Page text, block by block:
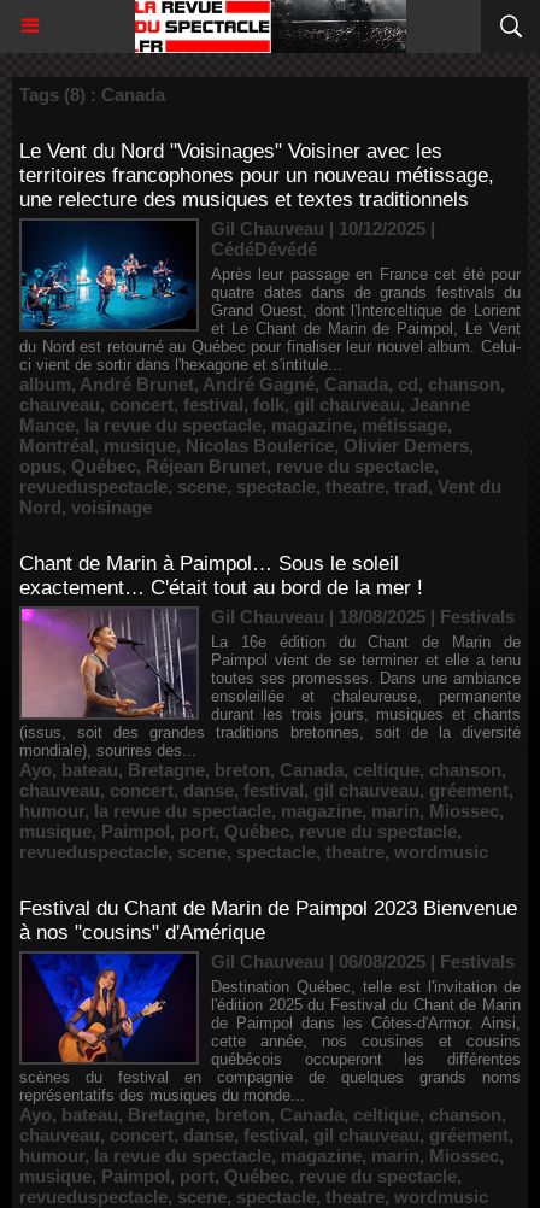
Tags (8) : Canada
Le Vent du Nord "Voisinages" Voisiner avec les
territoires francophones pour un nouveau métissage,
une relecture des musiques et textes traditionnels
Gil Chauveau | 10/12/2025 |
CédéDévédé
Après leur passage en France cet été pour
quatre dates dans de grands festivals du
Grand Ouest, dont l'Interceltique de Lorient
et Le Chant de Marin de Paimpol, Le Vent
du Nord est retourné au Québec pour finaliser leur nouvel album. Celui-
ci vient de sortir dans l'hexagone et s'intitule...
album, André Brunet, André Gagné, Canada, cd, chanson,
chauveau, concert, festival, folk, gil chauveau, Jeanne
Mance, la revue du spectacle, magazine, métissage,
Montréal, musique, Nicolas Boulerice, Olivier Demers,
opus, Québec, Réjean Brunet, revue du spectacle,
revueduspectacle, scene, spectacle, theatre, trad, Vent du
Nord, voisinage
Chant de Marin à Paimpol… Sous le soleil
exactement… C'était tout au bord de la mer !
Gil Chauveau | 18/08/2025 | Festivals
La 16e édition du Chant de Marin de
Paimpol vient de se terminer et elle a tenu
toutes ses promesses. Dans une ambiance
ensoleillée et chaleureuse, permanente
durant les trois jours, musiques et chants
(issus, soit des grandes traditions bretonnes, soit de la diversité
mondiale), sourires des...
Ayo, bateau, Bretagne, breton, Canada, celtique, chanson,
chauveau, concert, danse, festival, gil chauveau, gréement,
humour, la revue du spectacle, magazine, marin, Miossec,
musique, Paimpol, port, Québec, revue du spectacle,
revueduspectacle, scene, spectacle, theatre, wordmusic
Festival du Chant de Marin de Paimpol 2023 Bienvenue
à nos "cousins" d'Amérique
Gil Chauveau | 06/08/2025 | Festivals
Destination Québec, telle est l'invitation de
l'édition 2025 du Festival du Chant de Marin
de Paimpol dans les Côtes-d'Armor. Ainsi,
cette année, nos cousines et cousins
québécois occuperont les différentes
scènes du festival en compagnie de quelques grands noms
représentatifs des musiques du monde...
Ayo, bateau, Bretagne, breton, Canada, celtique, chanson,
chauveau, concert, danse, festival, gil chauveau, gréement,
humour, la revue du spectacle, magazine, marin, Miossec,
musique, Paimpol, port, Québec, revue du spectacle,
revueduspectacle, scene, spectacle, theatre, wordmusic